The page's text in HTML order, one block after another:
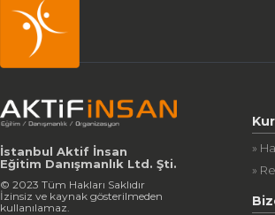
İstanbul Aktif İnsan
Eğitim Danışmanlık Ltd. Şti.
© 2023 Tüm Hakları Saklıdır
İzinsiz ve kaynak gösterilmeden
kullanılamaz.
»
»